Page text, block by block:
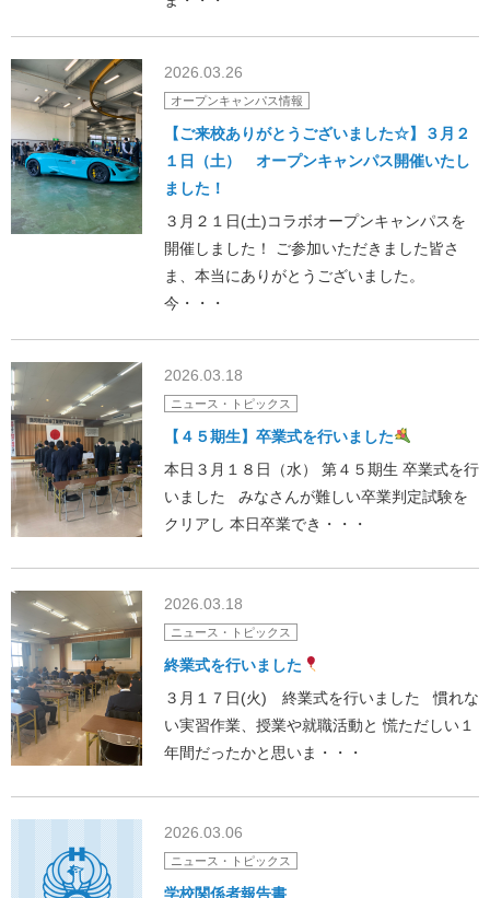
2026.03.26
オープンキャンパス情報
【ご来校ありがとうございました☆】３月２
１日（土） オープンキャンパス開催いたし
ました！
３月２１日(土)コラボオープンキャンパスを
開催しました！ ご参加いただきました皆さ
ま、本当にありがとうございました。
今・・・
2026.03.18
ニュース・トピックス
【４５期生】卒業式を行いました
本日３月１８日（水） 第４５期生 卒業式を行
いました みなさんが難しい卒業判定試験を
クリアし 本日卒業でき・・・
2026.03.18
ニュース・トピックス
終業式を行いました
３月１７日(火) 終業式を行いました 慣れな
い実習作業、授業や就職活動と 慌ただしい１
年間だったかと思いま・・・
2026.03.06
ニュース・トピックス
学校関係者報告書